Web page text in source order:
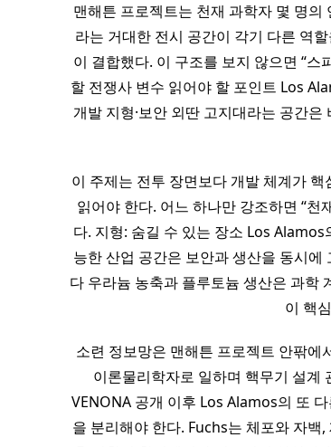
맨해튼 프로젝트는 천재 과학자 몇 명
라는 거대한 전시 공간이 각기 다른 역
이 결합했다. 이 구조를 보지 않으면 “스
할 전쟁사 변수 읽어야 할 포인트 Los
개발 지형·보안 외딴 고지대라는 공간
이 주제는 전투 장면보다 개발 체계가 핵
읽어야 한다. 어느 하나만 강조하면 “천
다. 지형: 숨길 수 있는 장소 Los
능한 산업 공간은 보안과 생산을 동시
다 우라늄 농축과 플루토늄 생산은 과학
이 핵
소련 정보망은 맨해튼 프로젝트 안팎
이론물리학자로 일하며 핵무기 설계
VENONA 공개 이후 Los Alamos의 또
을 분리해야 한다. Fuchs는 체포와 자백